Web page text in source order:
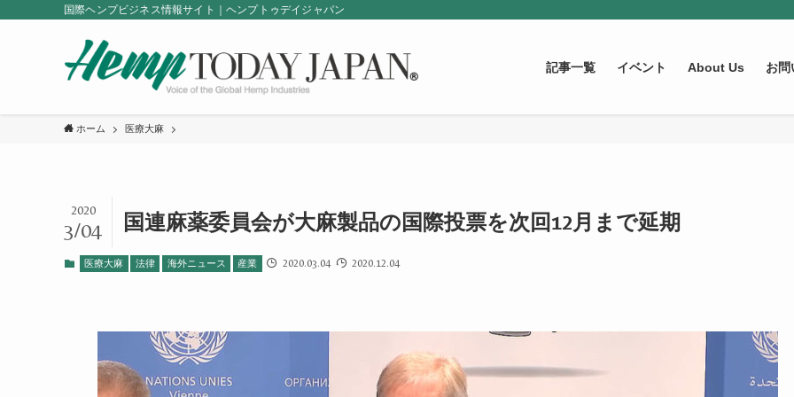
国際ヘンプビジネス情報サイト｜ヘンプトゥデイジャパン
記事一覧 イベント About Us お問
ホーム 医療大麻
国連麻薬委員会が大麻製品の国際投票を次回12月まで延期
2020
3/04
医療大麻 法律 海外ニュース 産業 2020.03.04 2020.12.04